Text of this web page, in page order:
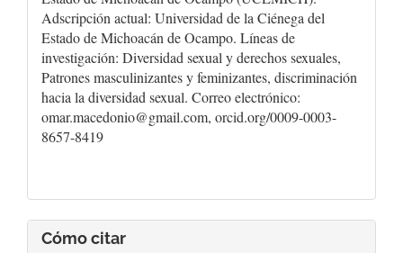
Adscripción actual: Universidad de la Ciénega del
Estado de Michoacán de Ocampo. Líneas de
investigación: Diversidad sexual y derechos sexuales,
Patrones masculinizantes y feminizantes, discriminación
hacia la diversidad sexual. Correo electrónico:
omar.macedonio@gmail.com, orcid.org/0009-0003-
8657-8419
Cómo citar